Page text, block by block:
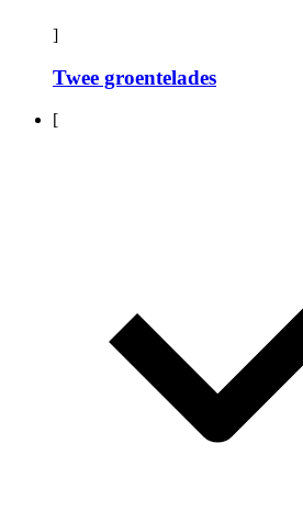
]
Twee groentelades
[